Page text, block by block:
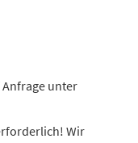
Anfrage unter
Wir